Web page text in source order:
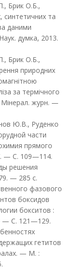
Брик О.Б.,
синтетичних та
даними
думка, 2013.
Брик О.Б.,
природних
за термічного
Мінерал. журн. —
Ю.В., Руденко
части
прямого
— С. 109—114.
решения
— 285 с.
фазового
боксидов
бокситов :
— С. 121—129.
гетитов
— М. :